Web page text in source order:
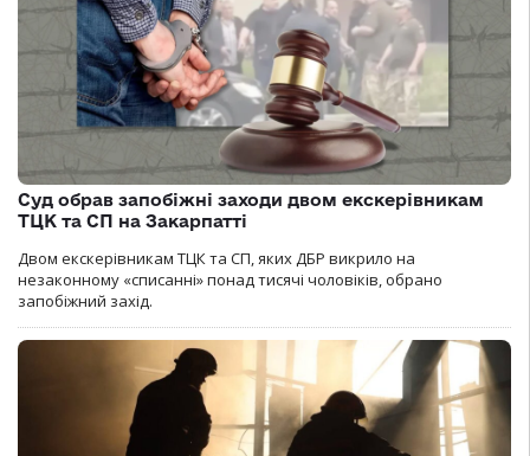
Суд обрав запобіжні заходи двом екскерівникам
ТЦК та СП на Закарпатті
Двом екскерівникам ТЦК та СП, яких ДБР викрило на
незаконному «списанні» понад тисячі чоловіків, обрано
запобіжний захід.